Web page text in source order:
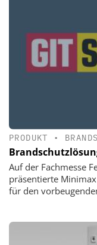
PRODUKT •
Auf der Fachmesse
präsentierte
für den